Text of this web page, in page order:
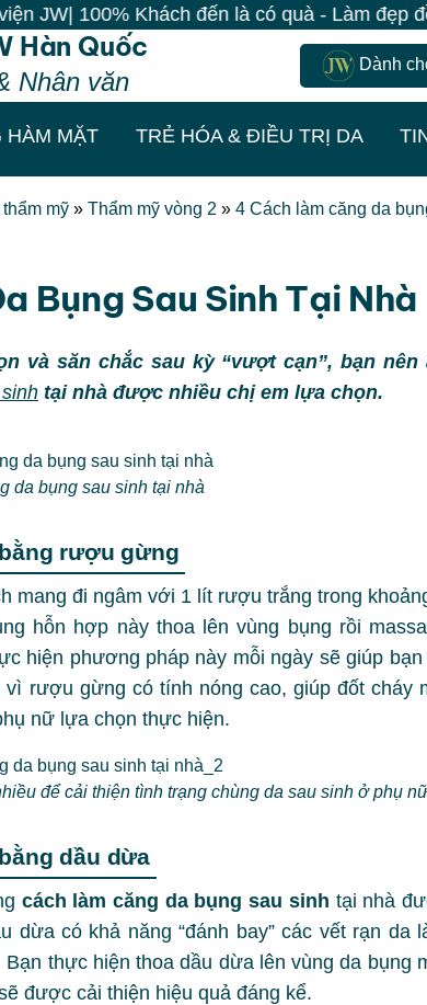
đến là có quà - Làm đẹp đồng giá chỉ
Hàn Quốc
Nhân văn
Dành
HÀM MẶT TRẺ HÓA & ĐIỀU TRỊ DA
mỹ » Thẩm mỹ vòng 2 » 4 Cách làm căng da
Bụng Sau Sinh Tại Nhà
và săn chắc sau kỳ “vượt cạn”, bạn nên
tại nhà được nhiều chị em lựa chọn.
da bụng sau sinh tại nhà
rượu gừng
mang đi ngâm với 1 lít rượu trắng trong
hỗn hợp này thoa lên vùng bụng rồi
hiện phương pháp này mỗi ngày sẽ giúp bạn
rượu gừng có tính nóng cao, giúp đốt cháy
nữ lựa chọn thực hiện.
để cải thiện tình trạng chùng da sau sinh ở phụ
dầu dừa
cách làm căng da bụng sau sinh tại nhà
có khả năng “đánh bay” các vết rạn da
thực hiện thoa dầu dừa lên vùng da bụng
được cải thiện hiệu quả đáng kể.